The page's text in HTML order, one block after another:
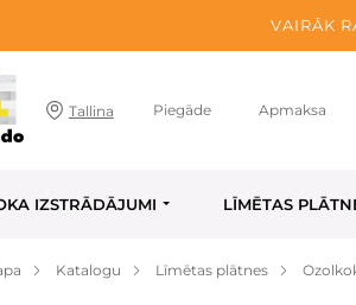
VAIRĀK
Tallina Piegāde Apmaksa
IZSTRĀDĀJUMI LĪMĒTAS
Katalogu Līmētas plātnes